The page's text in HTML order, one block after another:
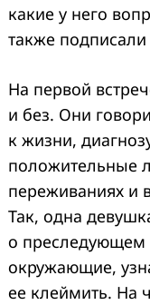
какие у него
также
На первой
и без. Они
к жизни,
положительные
переживаниях и
Так, одна
о преследующем
окружающие,
ее клеймить. На